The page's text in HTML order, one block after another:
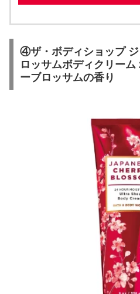
④ザ・ボディショップ
ロッサムボディクリー
ーブロッサムの香り